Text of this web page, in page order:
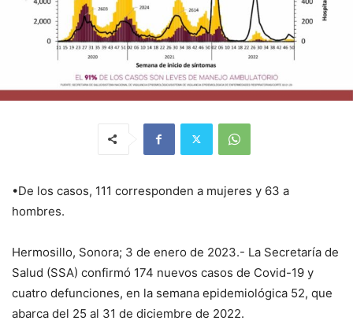
•De los casos, 111 corresponden a mujeres y 63 a
hombres.
Hermosillo, Sonora; 3 de enero de 2023.- La Secretaría de
Salud (SSA) confirmó 174 nuevos casos de Covid-19 y
cuatro defunciones, en la semana epidemiológica 52, que
abarca del 25 al 31 de diciembre de 2022.